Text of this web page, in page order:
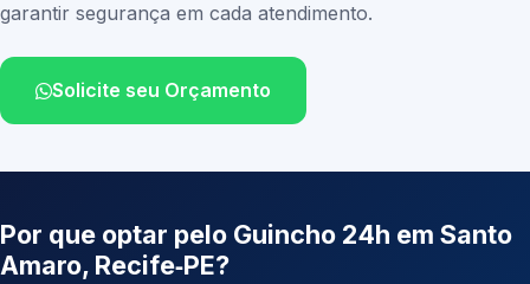
garantir segurança em cada atendimento.
Solicite seu Orçamento
Por que optar pelo Guincho 24h em Santo
Amaro, Recife‑PE?